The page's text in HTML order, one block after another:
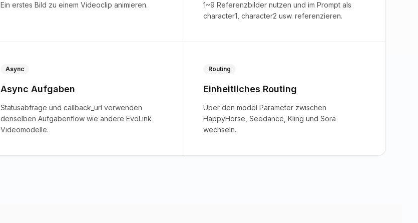
Ein erstes Bild zu einem Videoclip animieren.
1~9 Referenzbilder nutzen und im Prompt als
character1, character2 usw. referenzieren.
Async
Async Aufgaben
Statusabfrage und callback_url verwenden
denselben Aufgabenflow wie andere EvoLink
Videomodelle.
Routing
Einheitliches Routing
Über den model Parameter zwischen
HappyHorse, Seedance, Kling und Sora
wechseln.